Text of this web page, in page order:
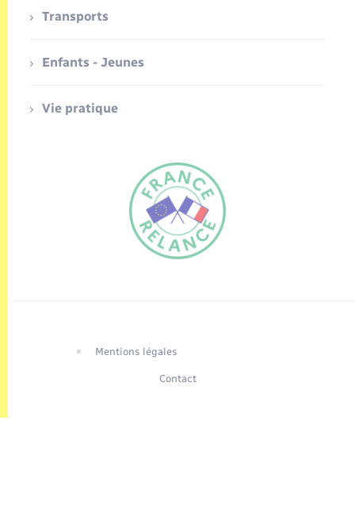
Transports
Enfants - Jeunes
Vie pratique
Mentions légales
Contact